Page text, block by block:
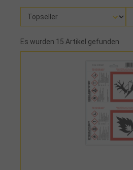
Es wurden 15 Artikel gefunden